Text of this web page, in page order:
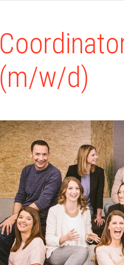
(m/w/d)